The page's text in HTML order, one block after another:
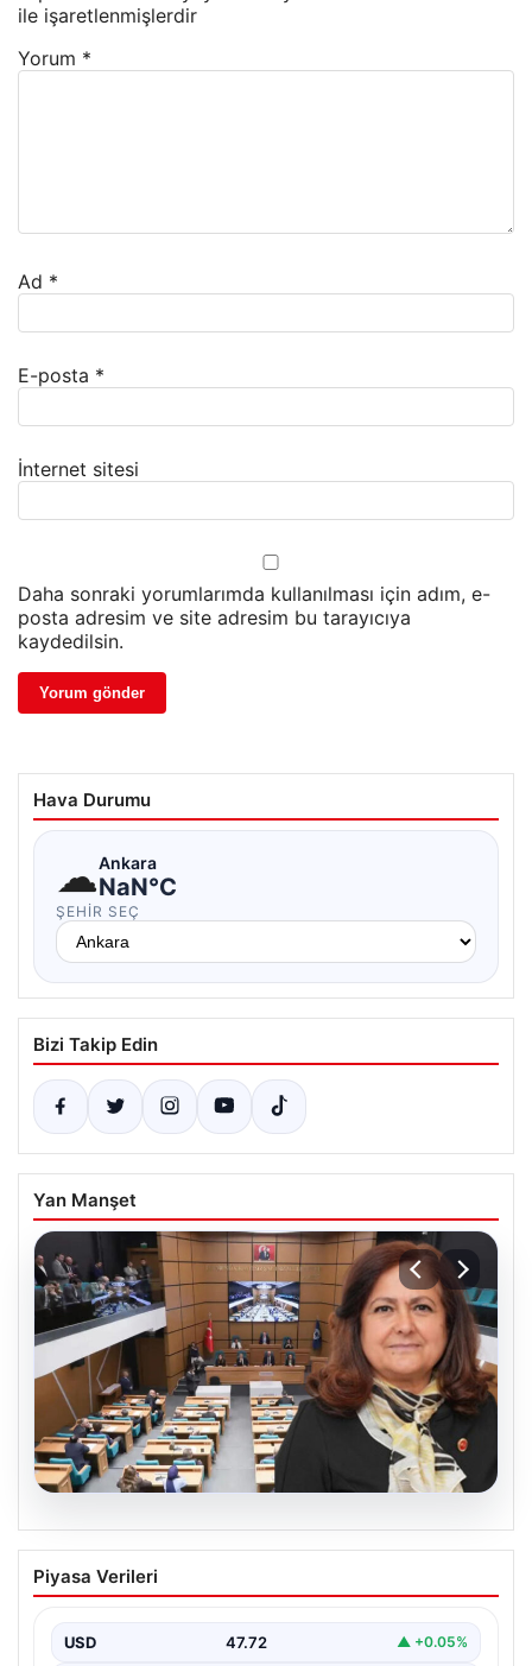
ile işaretlenmişlerdir
Yorum *
Ad *
E-posta *
İnternet sitesi
Daha sonraki yorumlarımda kullanılması için adım, e-
posta adresim ve site adresim bu tarayıcıya
kaydedilsin.
Hava Durumu
☁Ankara
NaN°C
ŞEHIR SEÇ
Bizi Takip Edin
Yan Manşet
Üsküdar Belediyesi’nde başkanvekili
Sibel Tan Çetinkaya oldu
Piyasa Verileri
USD 47.72 ▲ +0.05%